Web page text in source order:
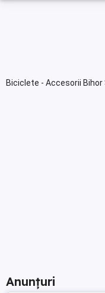
Biciclete - Accesorii
Anunțuri